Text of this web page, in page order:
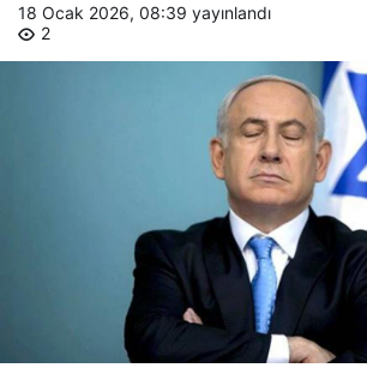
18 Ocak 2026, 08:39 yayınlandı
2